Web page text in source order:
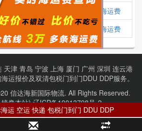
南西尔兹海运费
巴林 奥巴杰蒂海运费
天津 青岛 宁波 上海 厦门 广州 深圳 连云港
海运报价及双清包税门到门DDU DDP服务。
信达海新国际物流. All Rights Reserved.
像本站).辽ICP备19013798号-2
1075827414 【电话】13604081355
运 空运 快递 包税门到门 DDU DDP